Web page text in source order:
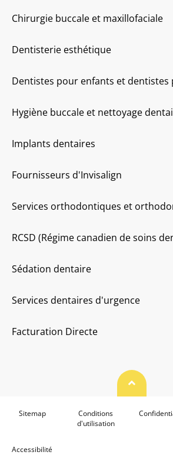
Chirurgie buccale et maxillofaciale
Dentisterie esthétique
Dentistes pour enfants et dentistes
Hygiène buccale et nettoyage
Implants dentaires
Fournisseurs d'Invisalign
Services orthodontiques et
RCSD (Régime canadien de soins
Sédation dentaire
Services dentaires d'urgence
Facturation Directe
Haut
Sitemap
Conditions
d'utilisation
Accessibilité